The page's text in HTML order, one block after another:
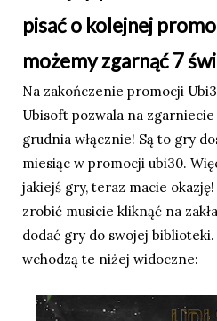
pisać o kolejnej
możemy zgarnąć 7
Na zakończenie promocji
Ubisoft pozwala na
grudnia włącznie! Są to gry
miesiąc w promocji ubi30.
jakiejś gry, teraz macie
zrobić musicie kliknąć na
dodać gry do swojej biblioteki.
wchodzą te niżej widoczne: